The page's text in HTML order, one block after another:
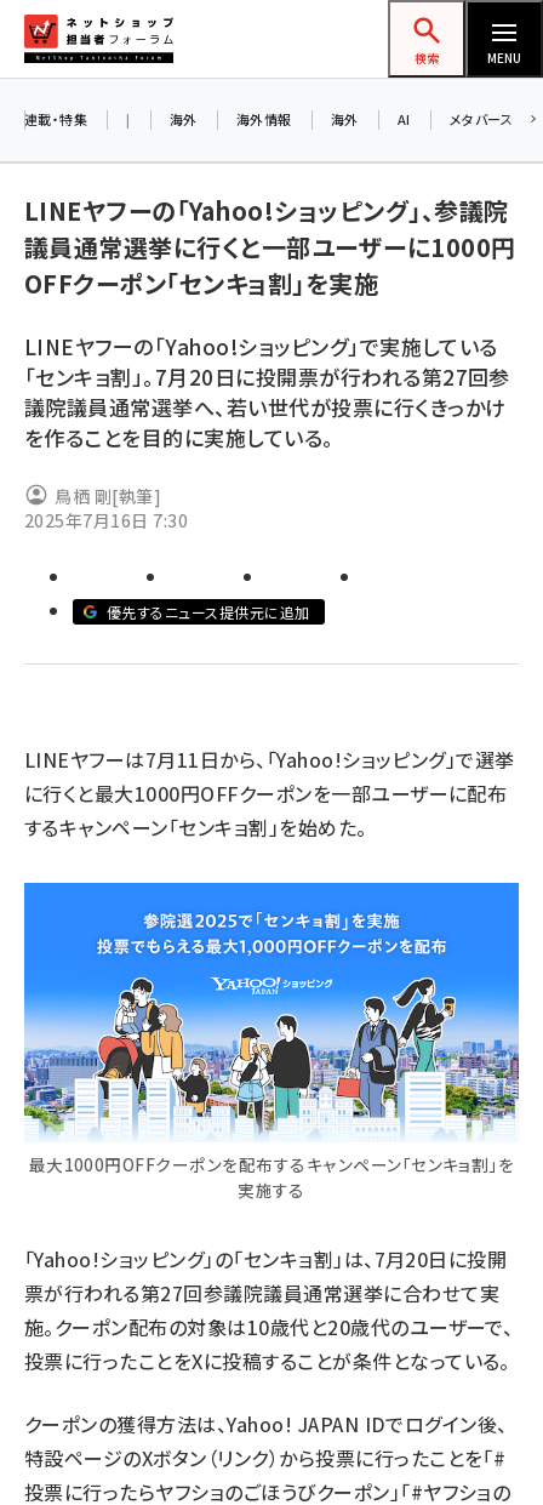
ン
ネットショップ担当者フォーラム
検索 MENU
amazon (2259)
楽天 (1874)
ecbeing (1211)
アスクル (1122)
base (1083)
revico (744)
連載・特集 | 海外 海外情報 海外 AI メタバース
LINEヤフーの「Yahoo!ショッピング」、参議院
議員通常選挙に行くと一部ユーザーに1000円
OFFクーポン「センキョ割」を実施
LINEヤフーの「Yahoo!ショッピング」で実施している
「センキョ割」。7月20日に投開票が行われる第27回参
議院議員通常選挙へ、若い世代が投票に行くきっかけ
を作ることを目的に実施している。
鳥栖 剛[執筆]
2025年7月16日 7:30
優先するニュース提供元に追加
LINEヤフーは7月11日から、「Yahoo!ショッピング」で選挙
に行くと最大1000円OFFクーポンを一部ユーザーに配布
するキャンペーン「センキョ割」を始めた。
最大1000円OFFクーポンを配布するキャンペーン「センキョ割」を
実施する
「Yahoo!ショッピング」の「センキョ割」は、7月20日に投開
票が行われる第27回参議院議員通常選挙に合わせて実
施。クーポン配布の対象は10歳代と20歳代のユーザーで、
投票に行ったことをXに投稿することが条件となっている。
クーポンの獲得方法は、Yahoo! JAPAN IDでログイン後、
特設ページのXボタン（リンク）から投票に行ったことを「#
投票に行ったらヤフショのごほうびクーポン」「#ヤフショの
参